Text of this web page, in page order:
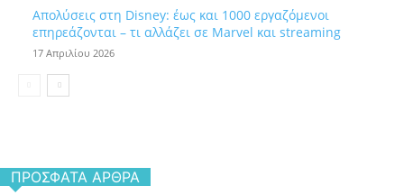
Απολύσεις στη Disney: έως και 1000 εργαζόμενοι
επηρεάζονται – τι αλλάζει σε Marvel και streaming
17 Απριλίου 2026
ΠΡΌΣΦΑΤΑ ΆΡΘΡΑ